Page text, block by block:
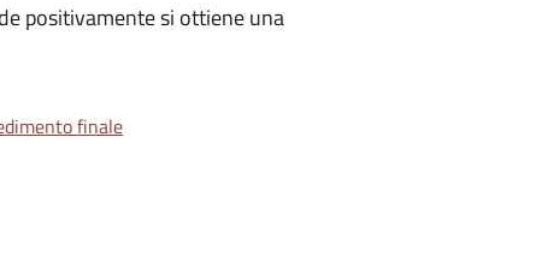
positivamente si ottiene una
finale